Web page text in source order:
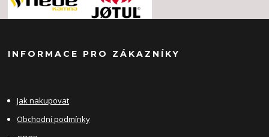
INFORMACE PRO ZÁKAZNÍKY
Jak nakupovat
Obchodní podmínky